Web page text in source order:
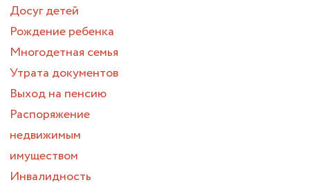
Досуг детей
Рождение ребенка
Многодетная семья
Утрата документов
Выход на пенсию
Распоряжение
недвижимым
имуществом
Инвалидность